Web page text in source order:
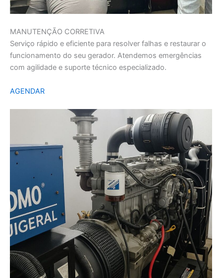
MANUTENÇÃO CORRETIVA
Serviço rápido e eficiente para resolver falhas e restaurar o
funcionamento do seu gerador. Atendemos emergências
com agilidade e suporte técnico especializado.
AGENDAR